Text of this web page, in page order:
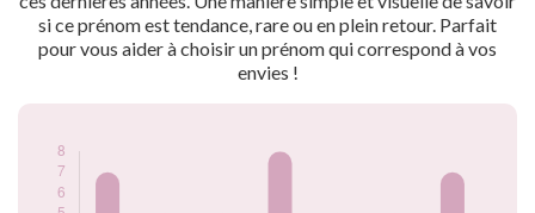
si ce prénom est tendance, rare ou en plein retour. Parfait
pour vous aider à choisir un prénom qui correspond à vos
envies !
année
2018
5
2021
5
2022
7